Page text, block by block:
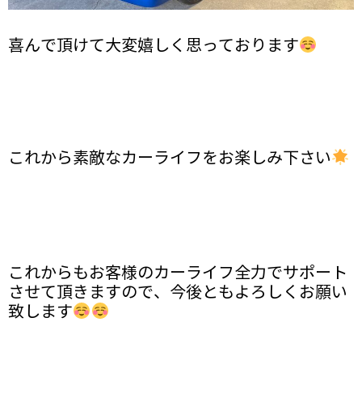
喜んで頂けて大変嬉しく思っております
これから素敵なカーライフをお楽しみ下さい
これからもお客様のカーライフ全力でサポート
させて頂きますので、今後ともよろしくお願い
致します